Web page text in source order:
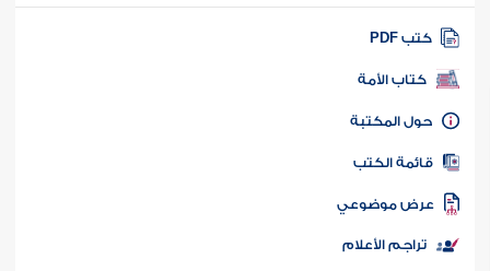
كتب PDF
كتاب الأمة
المكتبة
الكتب
موضوعي